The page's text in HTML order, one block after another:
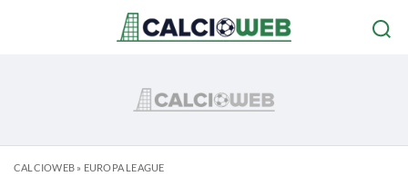
CALCIOWEB» EUROPA LEAGUE